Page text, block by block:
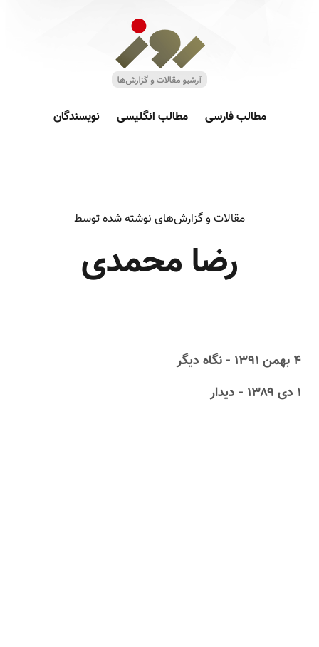
مطالب فارسی مطالب انگلیسی نویسندگان
مقالات و گزارش‌های نوشته شده توسط
رضا محمدی
۴ بهمن ۱۳۹۱ - نگاه دیگر
۱ دى ۱۳۸۹ - دیدار